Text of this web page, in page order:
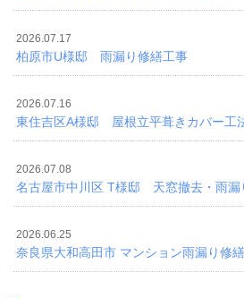
2026.07.17
柏原市U様邸 雨漏り修繕工事
2026.07.16
東住吉区A様邸 屋根立平葺きカバー工
2026.07.08
名古屋市中川区 T様邸 天窓撤去・雨漏
2026.06.25
奈良県大和高田市 マンション雨漏り修